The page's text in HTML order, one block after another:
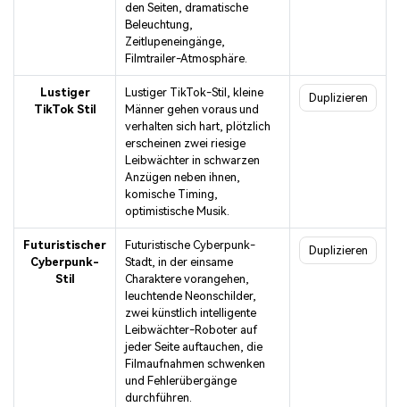
den Seiten, dramatische
Beleuchtung,
Zeitlupeneingänge,
Filmtrailer-Atmosphäre.
Lustiger
TikTok Stil
Lustiger TikTok-Stil, kleine
Männer gehen voraus und
verhalten sich hart, plötzlich
erscheinen zwei riesige
Leibwächter in schwarzen
Anzügen neben ihnen,
komische Timing,
optimistische Musik.
Duplizieren
Futuristischer
Cyberpunk-
Stil
Futuristische Cyberpunk-
Stadt, in der einsame
Charaktere vorangehen,
leuchtende Neonschilder,
zwei künstlich intelligente
Leibwächter-Roboter auf
jeder Seite auftauchen, die
Filmaufnahmen schwenken
und Fehlerübergänge
durchführen.
Duplizieren